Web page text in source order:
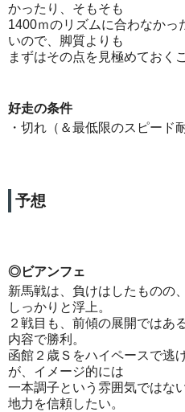
かったり、そもそも
1400ｍのリズムに合わなかっ
いので、脚質よりも
まずはその点を見極めておく
好走の条件
・切れ（＆最低限のスピード
予想
◎ビアンフェ
新馬戦は、負けはしたものの
しっかりと浮上。
２戦目も、前傾の展開ではあ
内容で勝利。
函館２歳Ｓをハイペースで逃
が、イメージ的には
一本調子という雰囲気ではな
地力を信頼したい。